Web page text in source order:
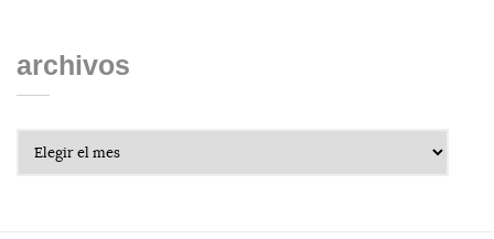
archivos